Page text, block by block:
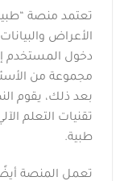
الأعراض
دخول المستخدم
مجموعة من
بعد ذلك، يقوم
تقنيات التعلم
طبية.
تعمل المنصة